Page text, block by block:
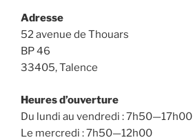
Adresse
52 avenue de Thouars
BP 46
33405, Talence
Heures d’ouverture
Du lundi au vendredi : 7h50—17h00
Le mercredi : 7h50—12h00